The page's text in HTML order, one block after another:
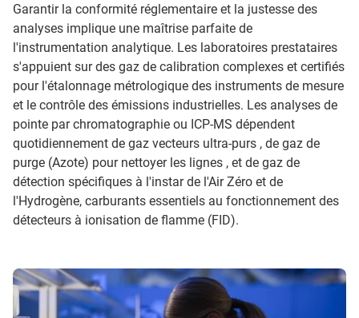
Garantir la conformité réglementaire et la justesse des
analyses implique une maîtrise parfaite de
l'instrumentation analytique. Les laboratoires prestataires
s'appuient sur des gaz de calibration complexes et certifiés
pour l'étalonnage métrologique des instruments de mesure
et le contrôle des émissions industrielles. Les analyses de
pointe par chromatographie ou ICP-MS dépendent
quotidiennement de gaz vecteurs ultra-purs , de gaz de
purge (Azote) pour nettoyer les lignes , et de gaz de
détection spécifiques à l'instar de l'Air Zéro et de
l'Hydrogène, carburants essentiels au fonctionnement des
détecteurs à ionisation de flamme (FID).